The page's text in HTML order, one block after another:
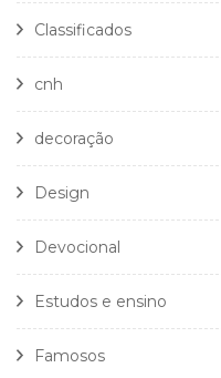
Classificados
cnh
decoração
Design
Devocional
Estudos e ensino
Famosos